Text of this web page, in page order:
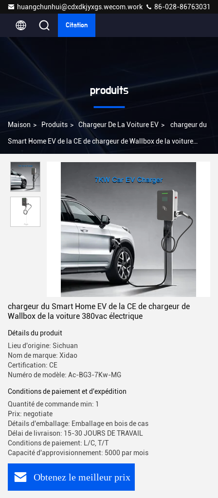
huangchunhui@cdxdkjyxgs.wecom.work 86-028-86763031
Citation
produits
Maison > Produits > Chargeur De La Voiture EV > chargeur du
Smart Home EV de la CE de chargeur de Wallbox de la voiture
chargeur du Smart Home EV de la CE de chargeur de
Wallbox de la voiture 380vac électrique
Détails du produit
Lieu d'origine: Sichuan
Nom de marque: Xidao
Certification: CE
Numéro de modèle: Ac-BG3-7Kw-MG
Conditions de paiement et d'expédition
Quantité de commande min: 1
Prix: negotiate
Détails d'emballage: Emballage en bois de cas
Délai de livraison: 15-30 JOURS DE TRAVAIL
Conditions de paiement: L/C, T/T
Capacité d'approvisionnement: 5000 par mois
Obtenez le meilleur prix